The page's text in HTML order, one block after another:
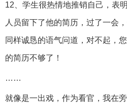
12、学生很热情地推销自己，表
人员留下了他的简历，过了一会
同样诚恳的语气问道，对不起，
的简历不够了！
……
就像是一出戏，作为看官，我在